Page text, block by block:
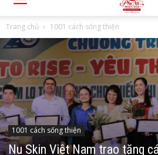
Trang chủ 1001 cách sống thiện
1001 cách sống thiện
Nu Skin Việt Nam trao tặng